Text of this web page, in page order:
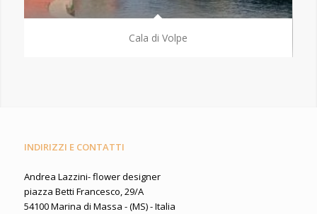
Cala di Volpe
INDIRIZZI E CONTATTI
Andrea Lazzini- flower designer
piazza Betti Francesco, 29/A
54100 Marina di Massa - (MS) - Italia